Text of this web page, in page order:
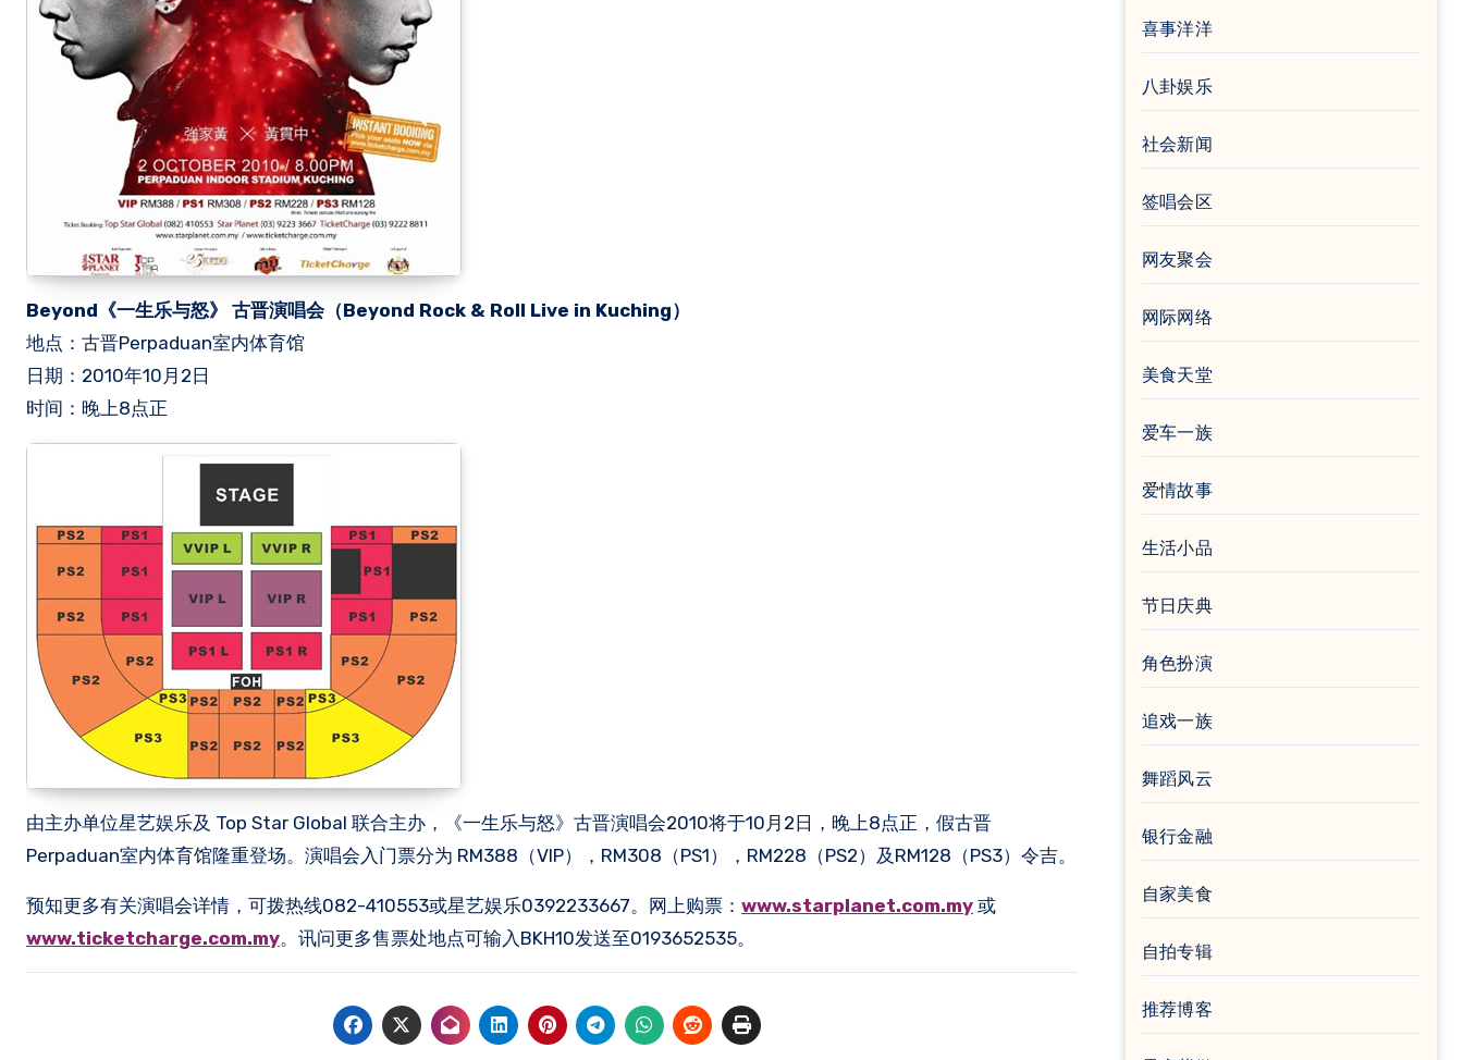
Beyond《一生乐与怒》 古晋演唱会 （Beyond Rock & Roll Live in Kuching）
地点：古晋Perpaduan室内体育馆
日期：2010年10月2日
时间：晚上8点正
由主办单位星艺娱乐及 Top Star Global 联合主办，《一生乐与怒》古晋演唱会2010将于10月2日，晚上8点正，假古晋
Perpaduan室内体育馆隆重登场。演唱会入门票分为 RM388（VIP），RM308（PS1），RM228（PS2）及RM128（PS3）令吉。
预知更多有关演唱会详情，可拨热线082-410553或星艺娱乐0392233667。网上购票： www.starplanet.com.my 或
www.ticketcharge.com.my。讯问更多售票处地点可输入BKH10发送至0193652535。
喜事洋洋
八卦娱乐
社会新闻
签唱会区
网友聚会
网际网络
美食天堂
爱车一族
爱情故事
生活小品
节日庆典
角色扮演
追戏一族
舞蹈风云
银行金融
自家美食
自拍专辑
推荐博客